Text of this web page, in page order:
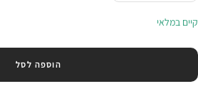
קיים במלאי
הוספה לסל